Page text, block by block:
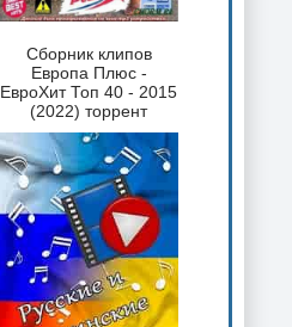
Сборник клипов
Европа Плюс -
ЕвроХит Топ 40 - 2015
(2022) торрент